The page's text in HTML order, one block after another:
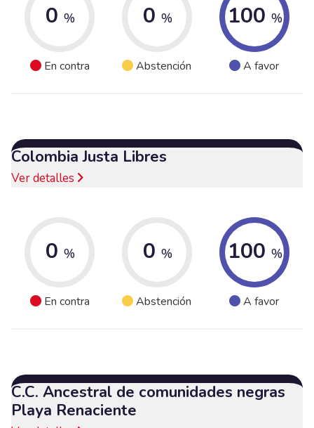
0 %
En contra
0 %
Abstención
100 %
A favor
Colombia Justa Libres
Ver detalles
0 %
En contra
0 %
Abstención
100 %
A favor
C.C. Ancestral de comunidades negras
Playa Renaciente